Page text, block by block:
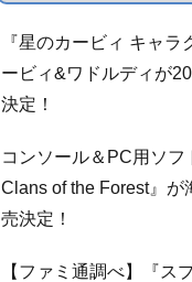
『星のカービィ キャラ
ービィ&ワドルディが
決定！
コンソール＆PC用ソフ
Clans of the Forest』が
売決定！
【ファミ通調べ】『ス